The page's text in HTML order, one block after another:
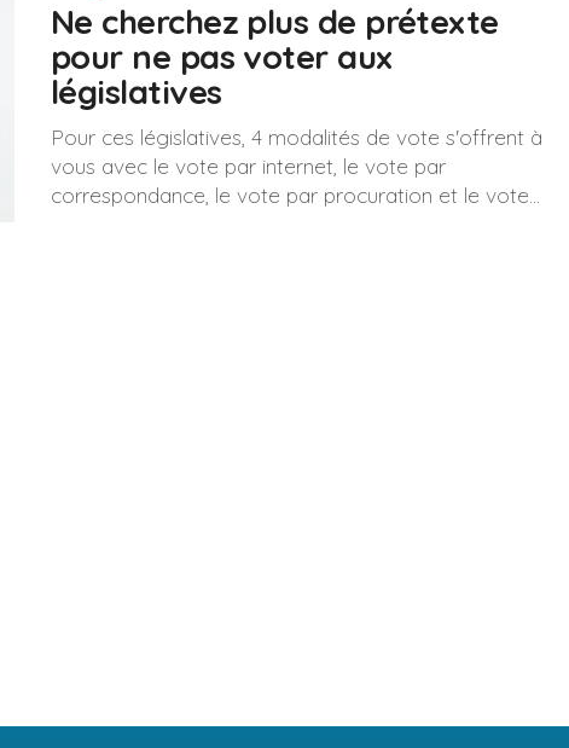
Ne cherchez plus de prétexte
pour ne pas voter aux
législatives
Pour ces législatives, 4 modalités de vote s'offrent à
vous avec le vote par internet, le vote par
correspondance, le vote par procuration et le vote...